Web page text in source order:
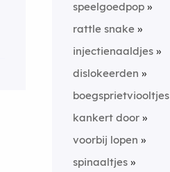
speelgoedpop
rattle snake
injectienaaldjes
dislokeerden
boegsprietviooltjes
kankert door
voorbij lopen
spinaaltjes